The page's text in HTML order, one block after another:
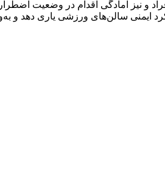
و نیز آمادگی اقدام در وضعیت
ایمنی سالن‌های ورزشی یاری دهد و